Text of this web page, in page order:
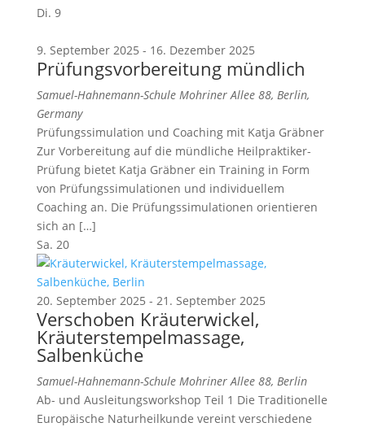
Di. 9
9. September 2025 - 16. Dezember 2025
Prüfungsvorbereitung mündlich
Samuel-Hahnemann-Schule Mohriner Allee 88, Berlin,
Germany
Prüfungssimulation und Coaching mit Katja Gräbner
Zur Vorbereitung auf die mündliche Heilpraktiker-
Prüfung bietet Katja Gräbner ein Training in Form
von Prüfungssimulationen und individuellem
Coaching an. Die Prüfungssimulationen orientieren
sich an […]
Sa. 20
20. September 2025 - 21. September 2025
Verschoben Kräuterwickel,
Kräuterstempelmassage,
Salbenküche
Samuel-Hahnemann-Schule Mohriner Allee 88, Berlin
Ab- und Ausleitungsworkshop Teil 1 Die Traditionelle
Europäische Naturheilkunde vereint verschiedene